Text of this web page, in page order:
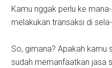
Kamu nggak perlu ke
melakukan transaksi di
So, gimana? Apakah kamu
sudah memanfaatkan jasa